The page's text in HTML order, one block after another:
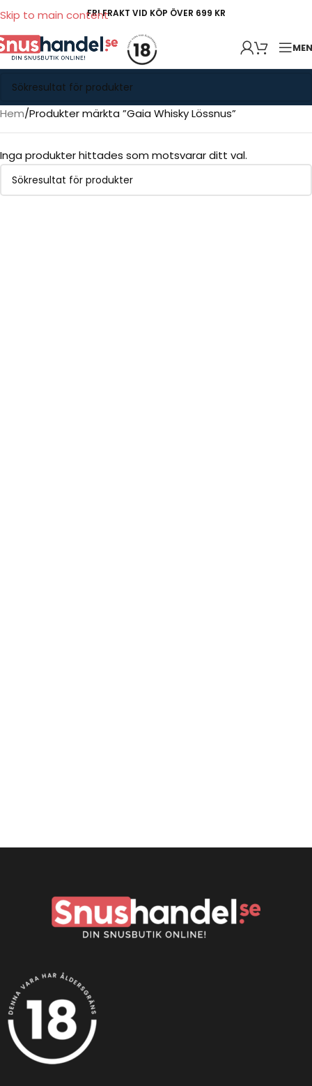
Skip to main contentFRI FRAKT VID KÖP ÖVER 699 KR
Hem Produkter märkta ”Gaia Whisky Lössnus”
Inga produkter hittades som motsvarar ditt val.